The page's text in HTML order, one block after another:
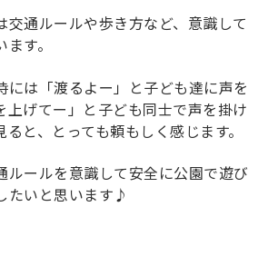
交通ルールや歩き方など、意識して
す。
には「渡るよー」と子ども達に声を
上げてー」と子ども同士で声を掛け
と、とっても頼もしく感じます。
ルールを意識して安全に公園で遊び
たいと思います♪